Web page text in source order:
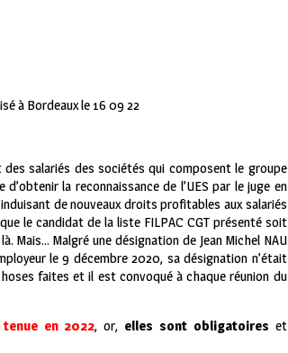
à Bordeaux le 16 09 22
des salariés des sociétés qui composent le groupe
la reconnaissance de l’UES par le juge en
de nouveaux droits profitables aux salariés
le candidat de la liste FILPAC CGT présenté soit
Mais… Malgré une désignation de Jean Michel NAU
le 9 décembre 2020, sa désignation n’était
faites et il est convoqué à chaque réunion du
en 2022, or, elles sont obligatoires et